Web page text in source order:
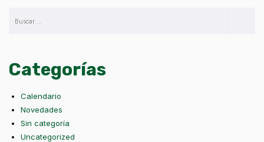
Categorías
Calendario
Novedades
Sin categoría
Uncategorized